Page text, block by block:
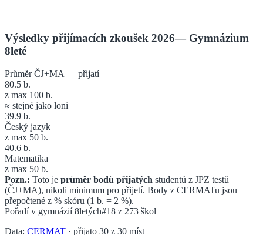
Výsledky přijímacích zkoušek 2026— Gymnázium
8leté
Průměr ČJ+MA — přijatí
80.5 b.
z max 100 b.
≈ stejné jako loni
39.9 b.
Český jazyk
z max 50 b.
40.6 b.
Matematika
z max 50 b.
Pozn.: Toto je průměr bodů přijatých studentů z JPZ testů
(ČJ+MA), nikoli minimum pro přijetí. Body z CERMATu jsou
přepočtené z % skóru (1 b. = 2 %).
Pořadí v gymnázií 8letých#18 z 273 škol
Data: CERMAT · přijato 30 z 30 míst